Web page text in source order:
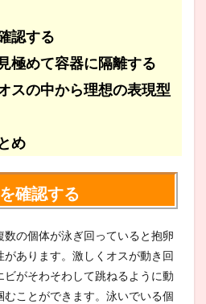
認する
極めて容器に隔離する
スの中から理想の表現型
め
確認する
の個体が泳ぎ回っていると抱卵
あります。激しくオスが動き回
がそわそわして跳ねるように動
ことができます。泳いでいる個